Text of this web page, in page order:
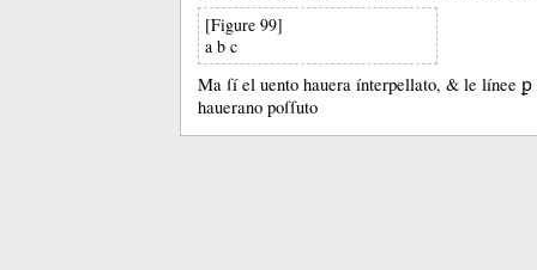
[Figure 99]
a b c
Ma ſí el uento hauera ínterpellato, & le línee ꝑ
hauerano poſſuto